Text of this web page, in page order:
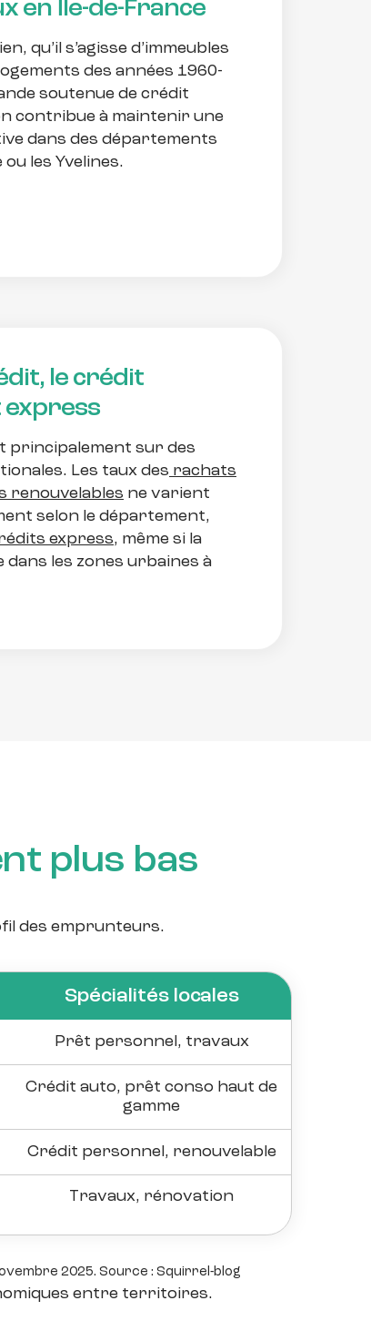
en Île-de-France
qu’il s’agisse d’immeubles
des années 1960-
soutenue de crédit
contribue à maintenir une
dans des départements
les Yvelines.
le crédit
express
principalement sur des
Les taux des rachats
renouvelables ne varient
selon le département,
express, même si la
les zones urbaines à
plus bas
des emprunteurs.
Spécialités locales
Prêt personnel, travaux
Crédit auto, prêt conso haut de
gamme
Crédit personnel, renouvelable
Travaux, rénovation
2025. Source : Squirrel-blog
entre territoires.